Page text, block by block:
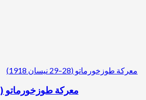
معركة طوزخورماتو (28–29 نيسان 1918)
معركة طوزخورماتو (28–29 نيسان 1918)